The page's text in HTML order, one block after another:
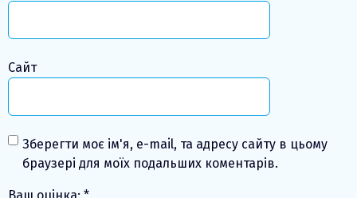
Сайт
Зберегти моє ім'я, e-mail, та адресу сайту в цьому
браузері для моїх подальших коментарів.